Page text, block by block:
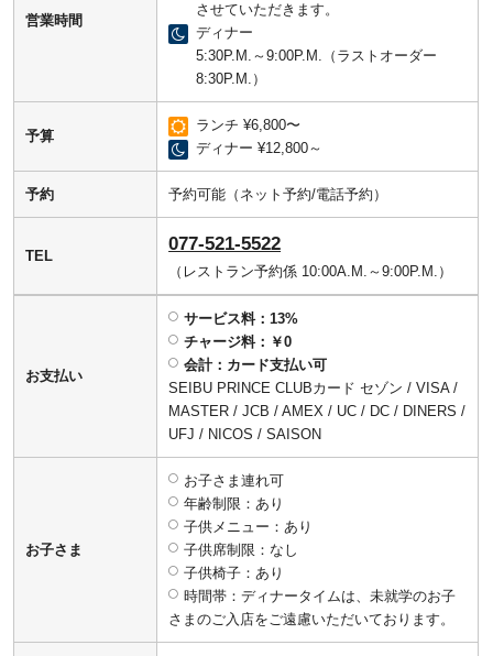
営業時間
させていただきます。
ディナー
5:30P.M.～9:00P.M.（ラストオーダー
8:30P.M.）
予算
ランチ ¥6,800〜
ディナー ¥12,800～
予約 予約可能（ネット予約/電話予約）
TEL
077-521-5522
（レストラン予約係 10:00A.M.～9:00P.M.）
お支払い
サービス料：13%
チャージ料：￥0
会計：カード支払い可
SEIBU PRINCE CLUBカード セゾン / VISA /
MASTER / JCB / AMEX / UC / DC / DINERS /
UFJ / NICOS / SAISON
お子さま
お子さま連れ可
年齢制限：あり
子供メニュー：あり
子供席制限：なし
子供椅子：あり
時間帯：ディナータイムは、未就学のお子
さまのご入店をご遠慮いただいております。